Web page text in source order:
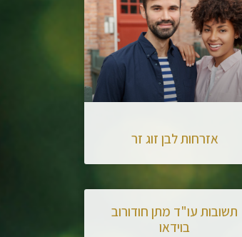
אזרחות לבן זוג זר
תשובות עו"ד מתן חודורוב
בוידאו